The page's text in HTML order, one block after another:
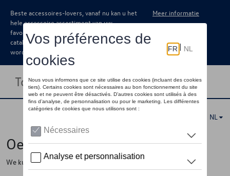
Beste accessoires-lovers, vanaf nu kan u het
hele accessoire assortiment van uw
favoriete merk terugvinden in de online
catalogus. Deze kunnen steeds besteld
worden via uw dealer.
Meer informatie
Toggle navigation
NL
Oeps !
We kunnen de pagina, de informatie die u zoekt niet vinden